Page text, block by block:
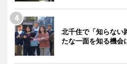
北千住で「知らな
たな一面を知る機会